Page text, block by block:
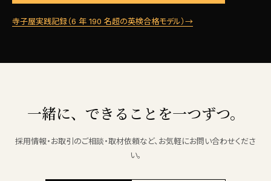
寺子屋実践記録（6 年 190 名超の英検合格モデル）→
一緒に、できることを一つずつ。
採用情報・お取引のご相談・取材依頼など、お気軽にお問い合わせくださ
い。